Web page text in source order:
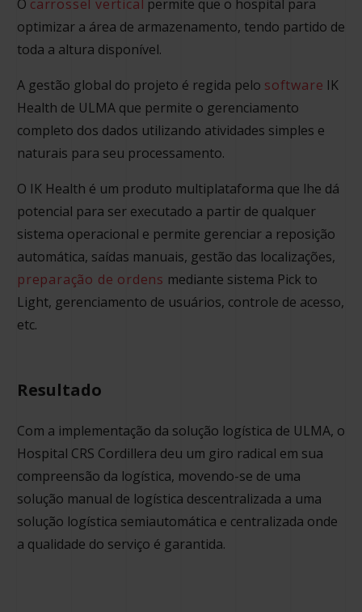
O carrossel vertical permite que o hospital para
optimizar a área de armazenamento, tendo partido de
toda a altura disponível.
A gestão global do projeto é regida pelo software IK
Health de ULMA que permite o gerenciamento
completo dos dados utilizando atividades simples e
naturais para seu processamento.
O IK Health é um produto multiplataforma que lhe dá
potencial para ser executado a partir de qualquer
sistema operacional e permite gerenciar a reposição
automática, saídas manuais, gestão das localizações,
preparação de ordens mediante sistema Pick to
Light, gerenciamento de usuários, controle de acesso,
etc.
Resultado
Com a implementação da solução logística de ULMA, o
Hospital CRS Cordillera deu um giro radical em sua
compreensão da logística, movendo-se de uma
solução manual de logística descentralizada a uma
solução logística semiautomática e centralizada onde
a qualidade do serviço é garantida.